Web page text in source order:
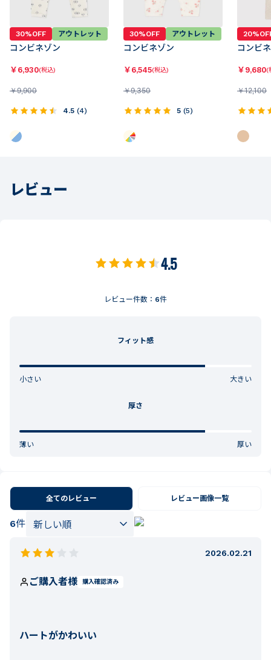
30%OFF アウトレット
コンビネゾン
￥ 6,930(税込)
￥9,900
4.5 (4)
30%OFF アウトレット
コンビネゾン
￥ 6,545(税込)
￥9,350
5 (5)
コンビ
￥ 9,680(
￥12,100
レビュー
4.5
レビュー件数： 6件
フィット感
小さい 大きい
厚さ
薄い 厚い
全てのレビュー レビュー画像一覧
6件
2026.02.21
ご購入者様 購入確認済み
ハートがかわいい